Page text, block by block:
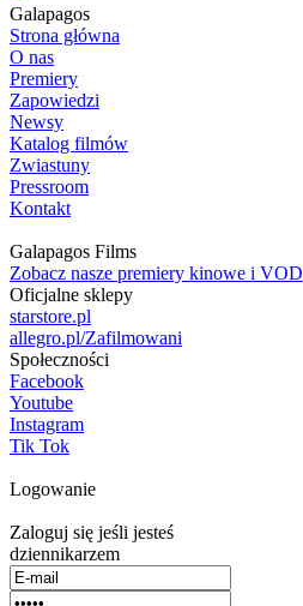
Galapagos
Strona główna
O nas
Premiery
Zapowiedzi
Newsy
Katalog filmów
Zwiastuny
Pressroom
Kontakt
Galapagos Films
Zobacz nasze premiery kinowe i VOD
Oficjalne sklepy
starstore.pl
allegro.pl/Zafilmowani
Społeczności
Facebook
Youtube
Instagram
Tik Tok
Logowanie
Zaloguj się jeśli jesteś
dziennikarzem